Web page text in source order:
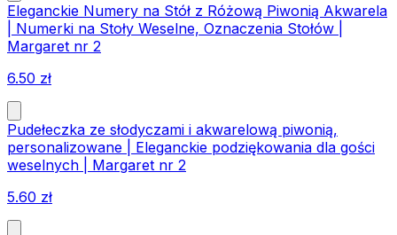
Eleganckie Numery na Stół z Różową Piwonią Akwarela
| Numerki na Stoły Weselne, Oznaczenia Stołów |
Margaret nr 2
6.50 zł
Pudełeczka ze słodyczami i akwarelową piwonią,
personalizowane | Eleganckie podziękowania dla gości
weselnych | Margaret nr 2
5.60 zł